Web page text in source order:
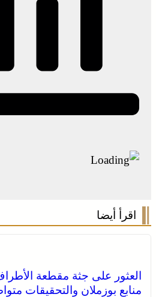
اقرأ أيضا
العثور على جثة مقطعة
منابع بوزملان والتحقيقات